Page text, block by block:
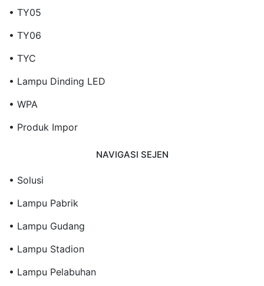
• TY05
• TY06
• TYC
• Lampu Dinding LED
• WPA
• Produk Impor
NAVIGASI SEJEN
• Solusi
• Lampu Pabrik
• Lampu Gudang
• Lampu Stadion
• Lampu Pelabuhan